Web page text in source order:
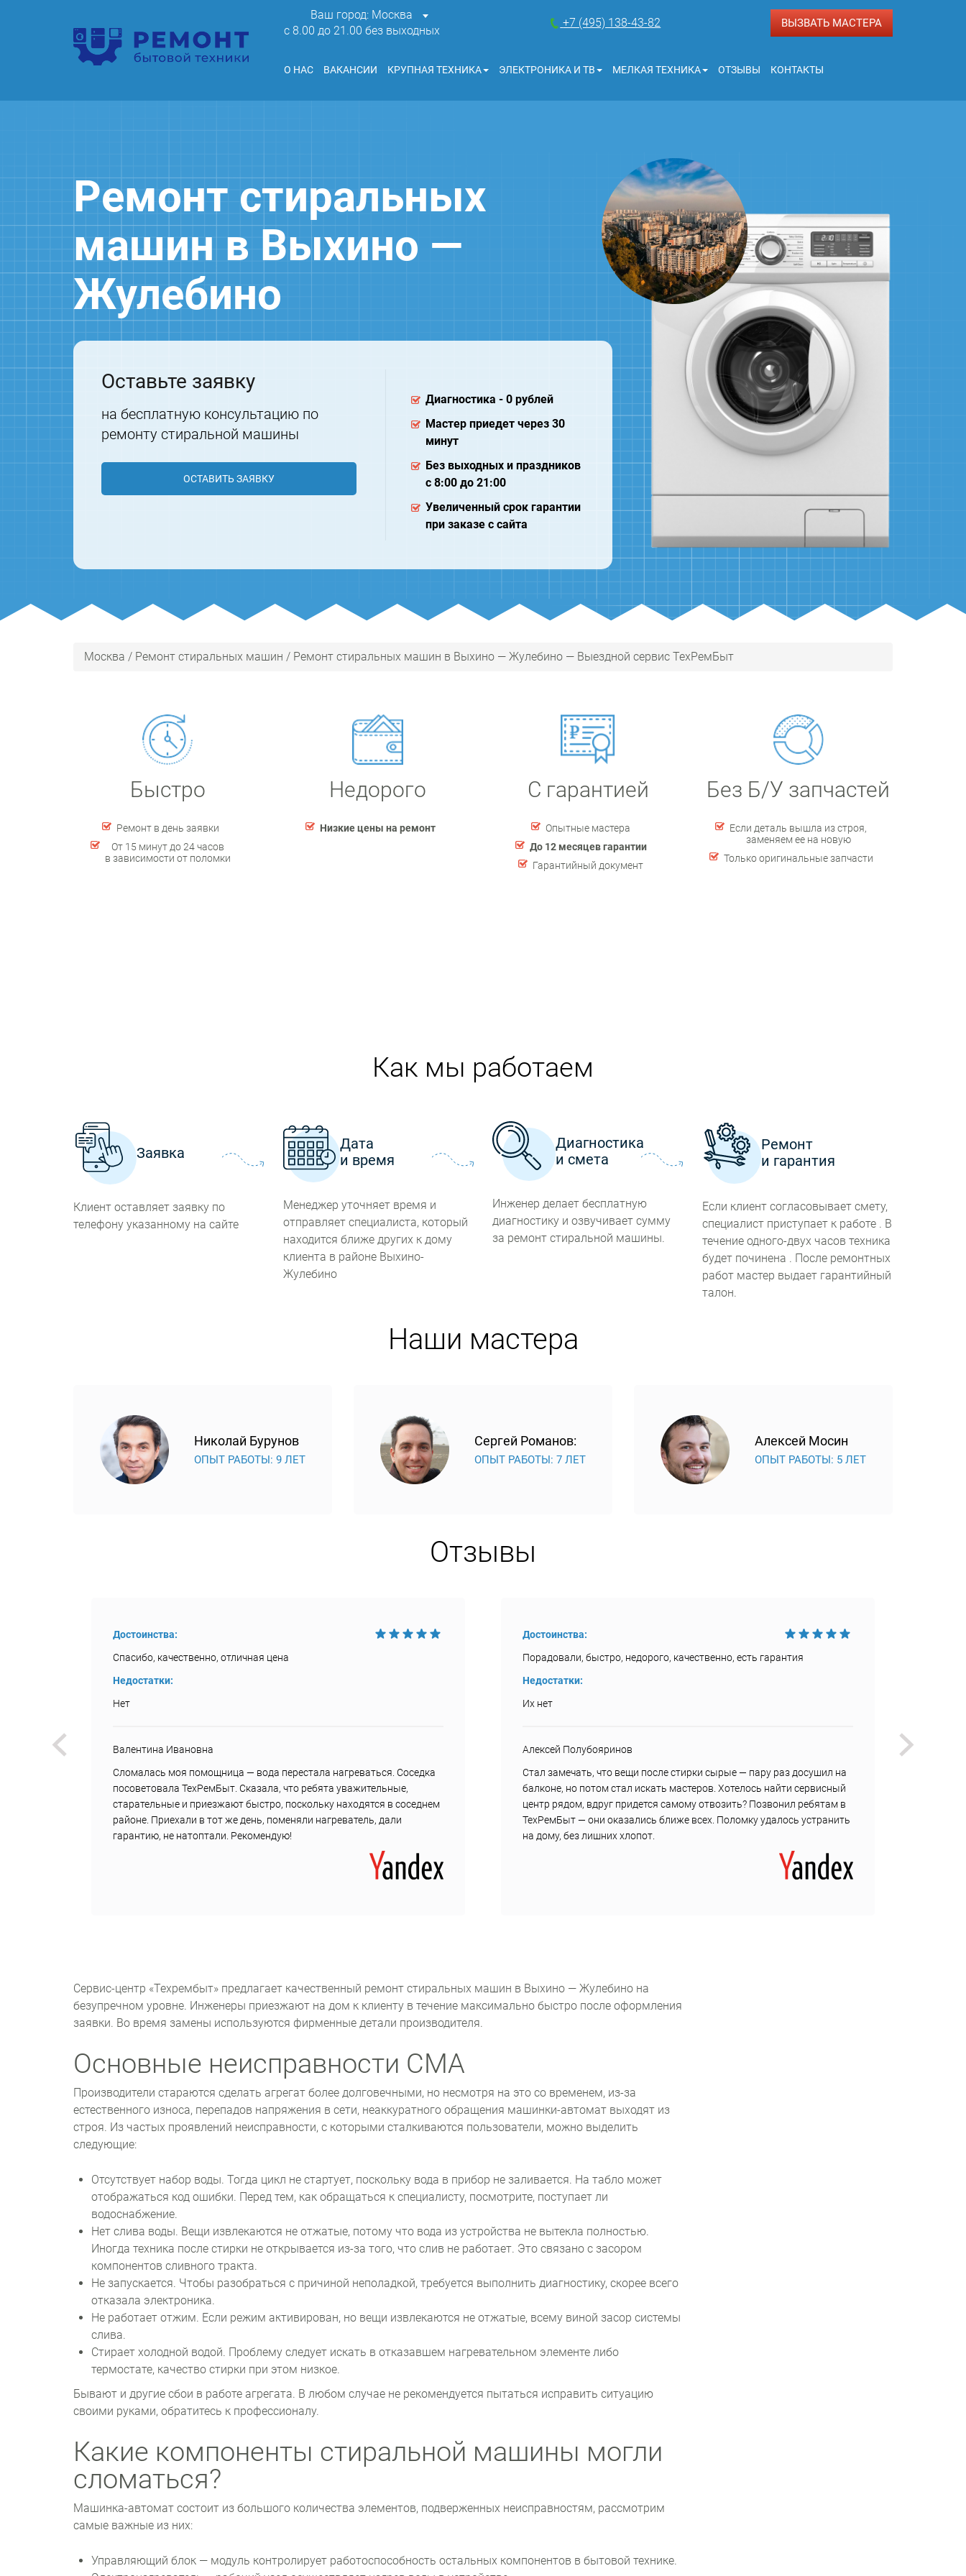
Ваш город: Москва
c 8.00 до 21.00 без выходных
+7 (495) 138-43-82 ВЫЗВАТЬ МАСТЕРА
О НАС ВАКАНСИИ КРУПНАЯ ТЕХНИКА ЭЛЕКТРОНИКА И ТВ МЕЛКАЯ ТЕХНИКА ОТЗЫВЫ КОНТАКТЫ
Ремонт стиральных
машин в Выхино —
Жулебино
Оставьте заявку
на бесплатную консультацию по
ремонту стиральной машины
ОСТАВИТЬ ЗАЯВКУ
Диагностика - 0 рублей
Мастер приедет через 30
минут
Без выходных и праздников
с 8:00 до 21:00
Увеличенный срок гарантии
при заказе с сайта
Москва / Ремонт стиральных машин / Ремонт стиральных машин в Выхино — Жулебино — Выездной сервис ТехРемБыт
Быстро
Ремонт в день заявки
От 15 минут до 24 часов
в зависимости от поломки
Недорого
Низкие цены на ремонт
С гарантией
Опытные мастера
До 12 месяцев гарантии
Гарантийный документ
Без Б/У запчастей
Если деталь вышла из строя,
заменяем ее на новую
Только оригинальные запчасти
Как мы работаем
Заявка
Клиент оставляет заявку по
телефону указанному на сайте
Дата
и время
Менеджер уточняет время и
отправляет специалиста, который
находится ближе других к дому
клиента в районе Выхино-
Жулебино
Диагностика
и смета
Инженер делает бесплатную
диагностику и озвучивает сумму
за ремонт стиральной машины.
Ремонт
и гарантия
Если клиент согласовывает смету,
специалист приступает к работе . В
течение одного-двух часов техника
будет починена . После ремонтных
работ мастер выдает гарантийный
талон.
Наши мастера
Николай Бурунов
ОПЫТ РАБОТЫ: 9 ЛЕТ
Сергей Романов:
ОПЫТ РАБОТЫ: 7 ЛЕТ
Алексей Мосин
ОПЫТ РАБОТЫ: 5 ЛЕТ
Отзывы
Достоинства:
Спасибо, качественно, отличная цена
Недостатки:
Нет
Валентина Ивановна
Сломалась моя помощница — вода перестала нагреваться. Соседка
посоветовала ТехРемБыт. Сказала, что ребята уважительные,
старательные и приезжают быстро, поскольку находятся в соседнем
районе. Приехали в тот же день, поменяли нагреватель, дали
гарантию, не натоптали. Рекомендую!
Достоинства:
Порадовали, быстро, недорого, качественно, есть гарантия
Недостатки:
Их нет
Алексей Полубояринов
Стал замечать, что вещи после стирки сырые — пару раз досушил на
балконе, но потом стал искать мастеров. Хотелось найти сервисный
центр рядом, вдруг придется самому отвозить? Позвонил ребятам в
ТехРемБыт — они оказались ближе всех. Поломку удалось устранить
на дому, без лишних хлопот.
Сервис-центр «Техрембыт» предлагает качественный ремонт стиральных машин в Выхино — Жулебино на
безупречном уровне. Инженеры приезжают на дом к клиенту в течение максимально быстро после оформления
заявки. Во время замены используются фирменные детали производителя.
Основные неисправности СМА
Производители стараются сделать агрегат более долговечными, но несмотря на это со временем, из-за
естественного износа, перепадов напряжения в сети, неаккуратного обращения машинки-автомат выходят из
строя. Из частых проявлений неисправности, с которыми сталкиваются пользователи, можно выделить
следующие:
Отсутствует набор воды. Тогда цикл не стартует, поскольку вода в прибор не заливается. На табло может
отображаться код ошибки. Перед тем, как обращаться к специалисту, посмотрите, поступает ли
водоснабжение.
Нет слива воды. Вещи извлекаются не отжатые, потому что вода из устройства не вытекла полностью.
Иногда техника после стирки не открывается из-за того, что слив не работает. Это связано с засором
компонентов сливного тракта.
Не запускается. Чтобы разобраться с причиной неполадкой, требуется выполнить диагностику, скорее всего
отказала электроника.
Не работает отжим. Если режим активирован, но вещи извлекаются не отжатые, всему виной засор системы
слива.
Стирает холодной водой. Проблему следует искать в отказавшем нагревательном элементе либо
термостате, качество стирки при этом низкое.
Бывают и другие сбои в работе агрегата. В любом случае не рекомендуется пытаться исправить ситуацию
своими руками, обратитесь к профессионалу.
Какие компоненты стиральной машины могли
сломаться?
Машинка-автомат состоит из большого количества элементов, подверженных неисправностям, рассмотрим
самые важные из них:
Управляющий блок — модуль контролирует работоспособность остальных компонентов в бытовой технике.